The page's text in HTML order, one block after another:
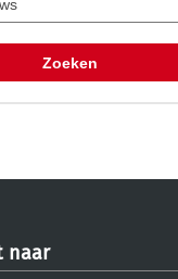
naar